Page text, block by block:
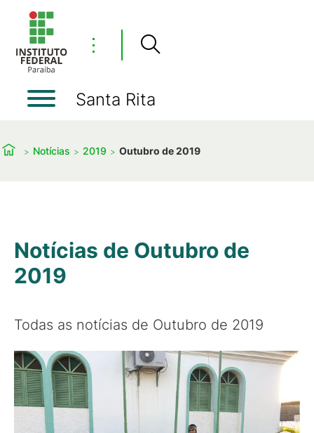
⋮
Santa Rita
Notícias 2019 Outubro de 2019
Notícias de Outubro de
2019
Todas as notícias de Outubro de 2019